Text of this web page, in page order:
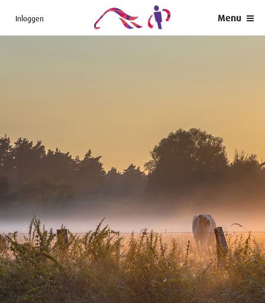
Menu
Inloggen